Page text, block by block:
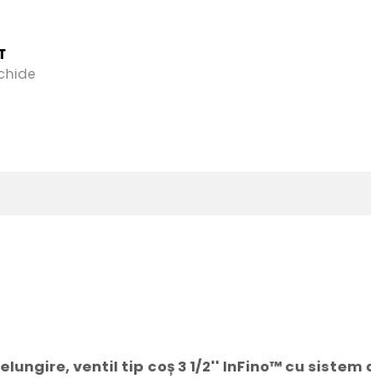
ventil tip coș 3 1/2'' InFino™ cu